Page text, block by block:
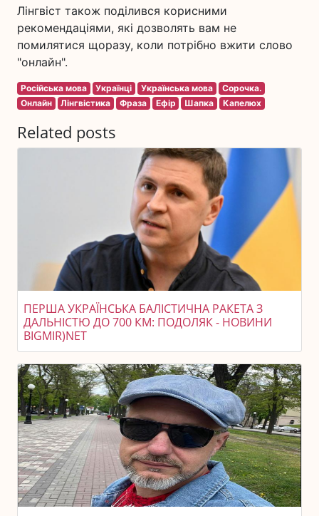
Лінгвіст також поділився корисними
рекомендаціями, які дозволять вам не
помилятися щоразу, коли потрібно вжити слово
"онлайн".
Російська мова Українці Українська мова
Сорочка.
Онлайн
Лінгвістика Фраза Ефір Шапка Капелюх
Related posts
ПЕРША УКРАЇНСЬКА БАЛІСТИЧНА РАКЕТА З
ДАЛЬНІСТЮ ДО 700 КМ: ПОДОЛЯК - НОВИНИ
BIGMIR)NET